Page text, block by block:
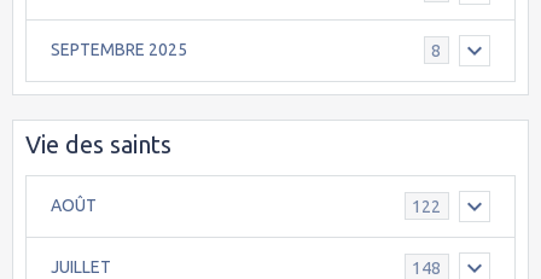
SEPTEMBRE 2025 8
Vie des saints
AOÛT 122
JUILLET 148